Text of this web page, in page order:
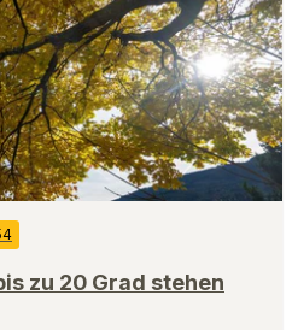
zu 20 Grad stehen